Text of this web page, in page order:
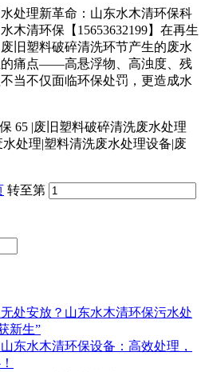
处理新革命：山东水木清环保科
木清环保【15653632199】在再生
旧塑料破碎清洗环节产生的废水
的痛点——高悬浮物、高浊度、残
当不仅面临环保处罚，更造成水
65 |废旧塑料破碎清洗废水处理
处理|塑料清洗废水处理设备|废
转至第
处安放？山东水木清环保污水处
新生”
东水木清环保设备：高效处理，